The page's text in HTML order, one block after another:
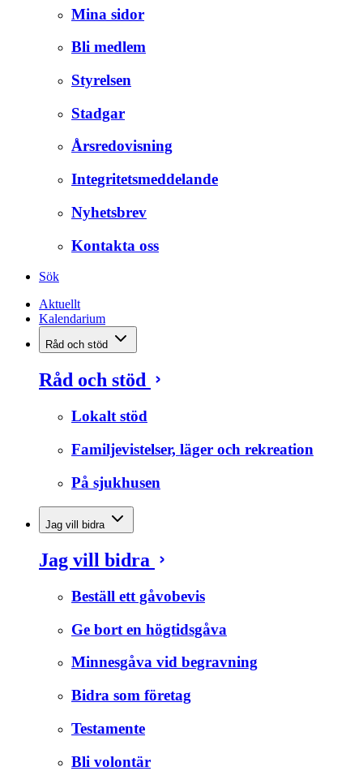
Mina sidor
Bli medlem
Styrelsen
Stadgar
Årsredovisning
Integritetsmeddelande
Nyhetsbrev
Kontakta oss
Sök
Aktuellt
Kalendarium
Råd och stöd
Råd och stöd
Lokalt stöd
Familjevistelser, läger och rekreation
På sjukhusen
Jag vill bidra
Jag vill bidra
Beställ ett gåvobevis
Ge bort en högtidsgåva
Minnesgåva vid begravning
Bidra som företag
Testamente
Bli volontär